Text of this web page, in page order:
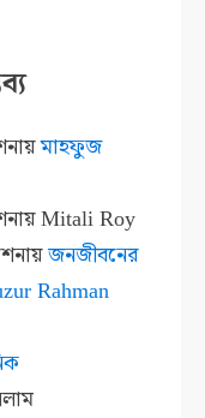
মাহফুজ
Mitali Roy
জনজীবনের
Rahman